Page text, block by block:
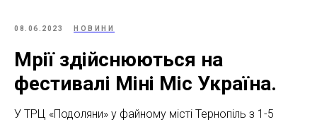
08.06.2023 НОВИНИ
Мрії здійснюються на
фестивалі Міні Міс Україна.
У ТРЦ «Подоляни» у файному місті Тернопіль з 1-5